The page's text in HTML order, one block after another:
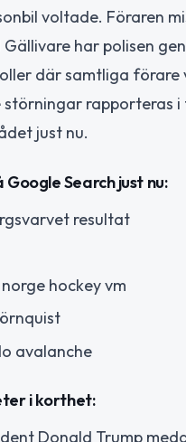
voltade. Föraren
har polisen
där samtliga förare
störningar rapporteras
just nu.
Search just nu:
resultat
hockey vm
avalanche
i korthet:
Donald Trump